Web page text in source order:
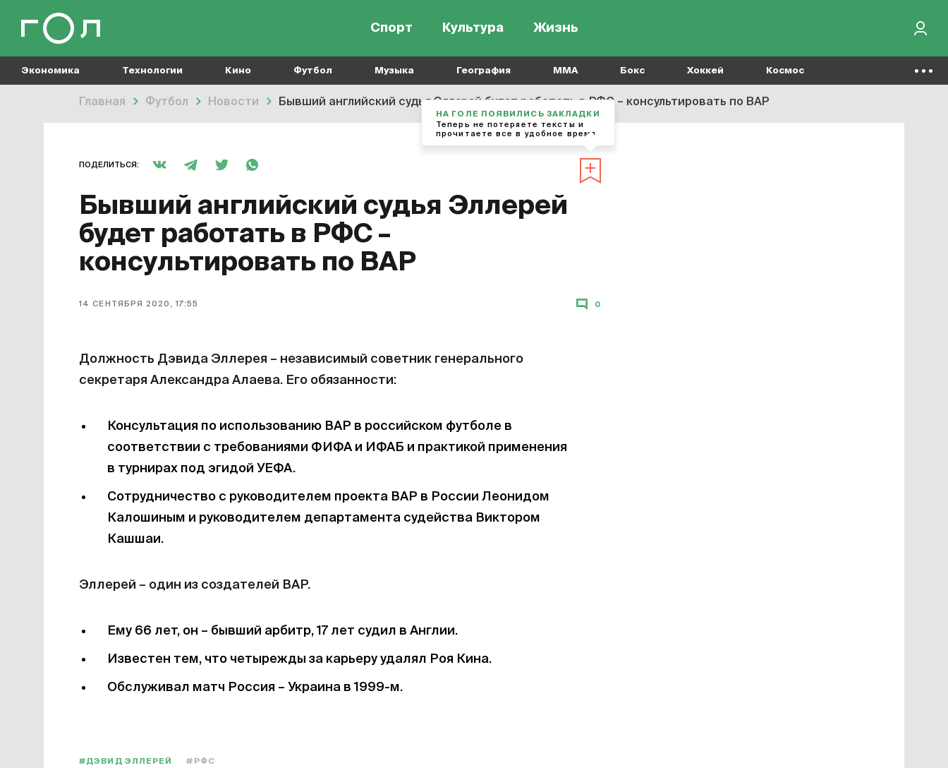
Спорт Культура Жизнь
Экономика Технологии Кино Футбол Музыка География MMA Бокс Хоккей Космос
Главная Футбол Новости Бывший английский судья Эллерей будет работать в РФС – консультировать по ВАР
ПОДЕЛИТЬСЯ:
Бывший английский судья Эллерей
будет работать в РФС –
консультировать по ВАР
14 СЕНТЯБРЯ 2020, 17:55 0
Должность Дэвида Эллерея – независимый советник генерального
секретаря Александра Алаева. Его обязанности:
Консультация по использованию ВАР в российском футболе в
соответствии с требованиями ФИФА и ИФАБ и практикой применения
в турнирах под эгидой УЕФА.
Сотрудничество с руководителем проекта ВАР в России Леонидом
Калошиным и руководителем департамента судейства Виктором
Кашшаи.
Эллерей – один из создателей ВАР.
Ему 66 лет, он – бывший арбитр, 17 лет судил в Англии.
Известен тем, что четырежды за карьеру удалял Роя Кина.
Обслуживал матч Россия – Украина в 1999-м.
#ДЭВИД ЭЛЛЕРЕЙ #РФС
НА ГОЛЕ ПОЯВИЛИСЬ ЗАКЛАДКИ
Теперь не потеряете тексты и
прочитаете все в удобное время